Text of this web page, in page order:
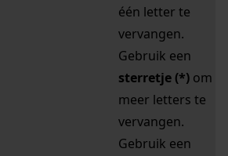
één letter te
vervangen.
Gebruik een
sterretje (*) om
meer letters te
vervangen.
Gebruik een